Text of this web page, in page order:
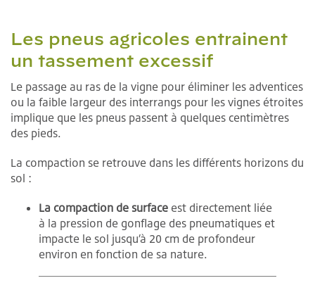
Les pneus agricoles entrainent
un tassement excessif
Le passage au ras de la vigne pour éliminer les adventices
ou la faible largeur des interrangs pour les vignes étroites
implique que les pneus passent à quelques centimètres
des pieds.
La compaction se retrouve dans les différents horizons du
sol :
La compaction de surface est directement liée
à la pression de gonflage des pneumatiques et
impacte le sol jusqu’à 20 cm de profondeur
environ en fonction de sa nature.